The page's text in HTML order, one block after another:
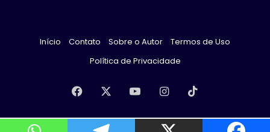
Início Contato Sobre o Autor
Termos de Uso
Política de Privacidade
Facebook YouTubeInstagram